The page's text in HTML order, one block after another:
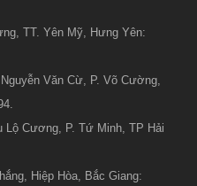
TT. Yên Mỹ, Hưng Yên:
Văn Cừ, P. Võ Cường,
Lộ Cương, P. Tứ Minh, TP Hải
Hiệp Hòa, Bắc Giang: